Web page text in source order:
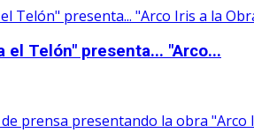
el Telón" presenta... "Arco...